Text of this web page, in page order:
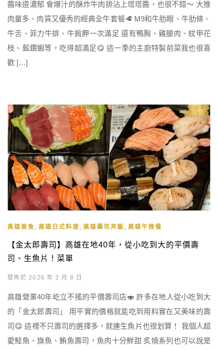
醬味道濃郁 會爆汁的酥炸牛肉排沾上塔塔醬，也很不錯～ 大推
肉量多、肉質又優秀的經典全牛套餐🥩 M9和牛肋眼、牛肋條、
牛舌、菲力牛排、牛肩胛一次滿足 還有鴨胸、雞腿肉、紋甲花
枝、藍鑽蝦等，吃得超滿足😋 這一季的主廚特製前菜我也很喜
歡 […]
高雄美食 高雄日式料理 高雄壽司丼飯 高雄午晚餐
【金太郎壽司】高雄在地40年，從小吃到大的平價壽
司、生魚片！菜單
發佈於 2026 年 2 月 8 日
高雄營業40年屹立不搖的平價壽司店🍣 許多在地人從小吃到大
的「金太郎壽司」 用平實的價格就能吃到用料實在又美味的壽
司😋 這裡不只壽司的選擇多，就連生魚片也很划算！ 我個人超
愛鮭魚、旗魚、鮪魚壽司，魚肉十分鮮甜 炙燒系列也可以說是